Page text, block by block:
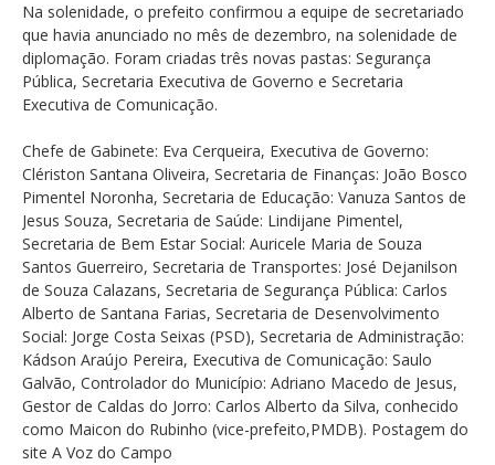
Na solenidade, o prefeito confirmou a equipe de secretariado
que havia anunciado no mês de dezembro, na solenidade de
diplomação. Foram criadas três novas pastas: Segurança
Pública, Secretaria Executiva de Governo e Secretaria
Executiva de Comunicação.
Chefe de Gabinete: Eva Cerqueira, Executiva de Governo:
Clériston Santana Oliveira, Secretaria de Finanças: João Bosco
Pimentel Noronha, Secretaria de Educação: Vanuza Santos de
Jesus Souza, Secretaria de Saúde: Lindijane Pimentel,
Secretaria de Bem Estar Social: Auricele Maria de Souza
Santos Guerreiro, Secretaria de Transportes: José Dejanilson
de Souza Calazans, Secretaria de Segurança Pública: Carlos
Alberto de Santana Farias, Secretaria de Desenvolvimento
Social: Jorge Costa Seixas (PSD), Secretaria de Administração:
Kádson Araújo Pereira, Executiva de Comunicação: Saulo
Galvão, Controlador do Município: Adriano Macedo de Jesus,
Gestor de Caldas do Jorro: Carlos Alberto da Silva, conhecido
como Maicon do Rubinho (vice-prefeito,PMDB). Postagem do
site A Voz do Campo